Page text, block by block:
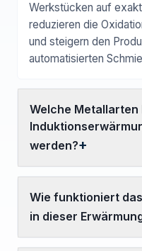
Werkstücken auf
reduzieren die
und steigern den
automatisierten
Welche
werden?
Wie funktioniert
in dieser